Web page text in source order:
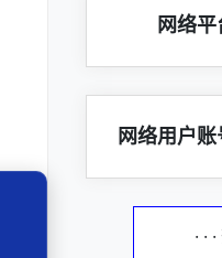
网络
网络用户
· ·